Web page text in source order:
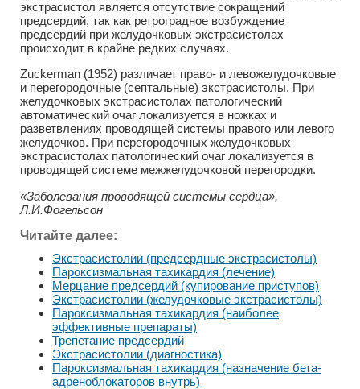
экстрасистол является отсутствие сокращений
предсердий, так как ретроградное возбуждение
предсердий при желудочковых экстрасистолах
происходит в крайне редких случаях.
Zuckerman (1952) различает право- и левожелудочковые
и перегородочные (септальные) экстрасистолы. При
желудочковых экстрасистолах патологический
автоматический очаг локализуется в ножках и
разветвлениях проводящей системы правого или левого
желудочков. При перегородочных желудочковых
экстрасистолах патологический очаг локализуется в
проводящей системе межжелудочковой перегородки.
«Заболевания проводящей системы сердца»,
Л.И.Фогельсон
Читайте далее:
Экстрасистолии (предсердные экстрасистолы)
Пароксизмальная тахикардия (лечение)
Мерцание предсердий (купирование приступов)
Экстрасистолии (желудочковые экстрасистолы)
Пароксизмальная тахикардия (наиболее
эффективные препараты)
Трепетание предсердий
Экстрасистолии (диагностика)
Пароксизмальная тахикардия (назначение бета-
адреноблокаторов внутрь)